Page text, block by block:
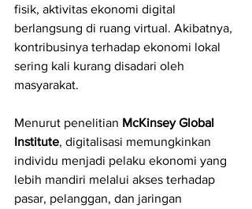
fisik, aktivitas ekonomi digital
berlangsung di ruang virtual. Akibatnya,
kontribusinya terhadap ekonomi lokal
sering kali kurang disadari oleh
masyarakat.
Menurut penelitian McKinsey Global
Institute, digitalisasi memungkinkan
individu menjadi pelaku ekonomi yang
lebih mandiri melalui akses terhadap
pasar, pelanggan, dan jaringan